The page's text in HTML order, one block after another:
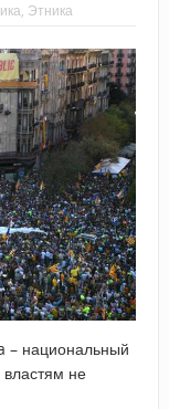
Этника
– национальный
не